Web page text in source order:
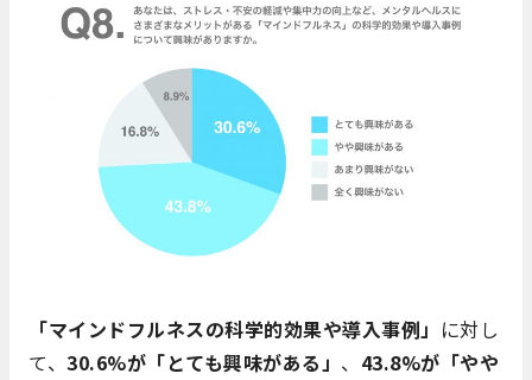
「マインドフルネスの科学的効果や導入事例」 に対し
て、 30.6%が「とても興味がある」 、 43.8%が「やや